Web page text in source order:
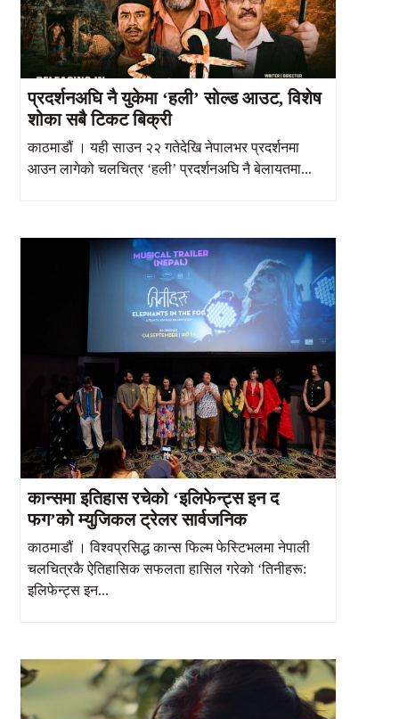
प्रदर्शनअघि नै युकेमा ‘हली’ सोल्ड आउट, विशेष
शोका सबै टिकट बिक्री
काठमाडौं । यही साउन २२ गतेदेखि नेपालभर प्रदर्शनमा
आउन लागेको चलचित्र ‘हली’ प्रदर्शनअघि नै बेलायतमा...
कान्समा इतिहास रचेको ‘इलिफेन्ट्स इन द
फग’को म्युजिकल ट्रेलर सार्वजनिक
काठमाडौं । विश्वप्रसिद्ध कान्स फिल्म फेस्टिभलमा नेपाली
चलचित्रकै ऐतिहासिक सफलता हासिल गरेको ‘तिनीहरू:
इलिफेन्ट्स इन...